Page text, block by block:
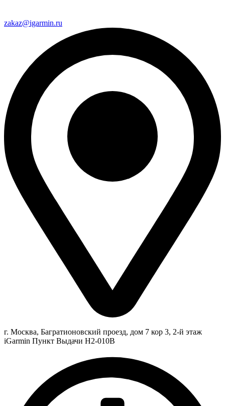
zakaz@igarmin.ru
г. Москва, Багратионовский проезд, дом 7 кор 3, 2-й этаж
iGarmin Пункт Выдачи Н2-010В